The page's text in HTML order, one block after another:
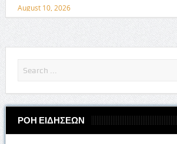
August 10, 2026
ΡΟΗ ΕΙΔΗΣΕΩΝ